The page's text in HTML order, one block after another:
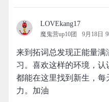
LOVEkang17
魔鬼营up10团 9月18日
来到拓词总发现正能量
习。喜欢这样的环境，
都能在这里找到新生，
力。加油